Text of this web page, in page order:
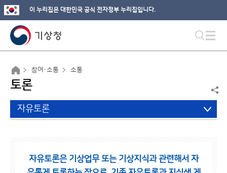
이 누리집은 대한민국 공식 전자정부 누리집입니다.
참여·소통 소통
토론
자유토론
자유토론은 기상업무 또는 기상지식과 관련해서 자